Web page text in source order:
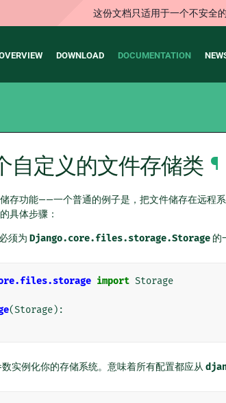
这份文档只适用于一个不安全
DOWNLOAD DOCUMENTATION
自定义的文件存储类 ¶
存功能——一个普通的例子是，把文件储存在远程
具体步骤：
须为 Django.core.files.storage.Storage 的
import Storage
(Storage):
实例化你的存储系统。意味着所有配置都应从